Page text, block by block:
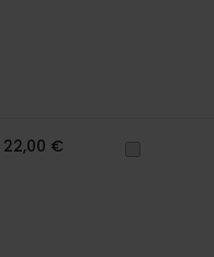
22,00 €